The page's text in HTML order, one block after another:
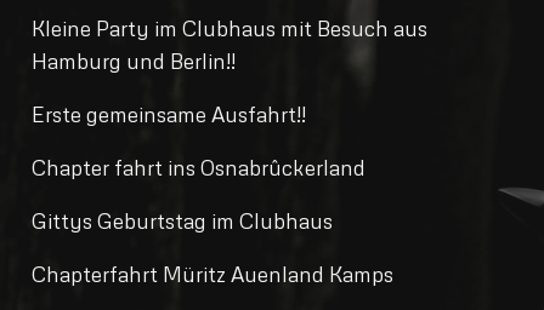
Kleine Party im Clubhaus mit Besuch aus
Hamburg und Berlin!!
Erste gemeinsame Ausfahrt!!
Chapter fahrt ins Osnabrûckerland
Gittys Geburtstag im Clubhaus
Chapterfahrt Müritz Auenland Kamps